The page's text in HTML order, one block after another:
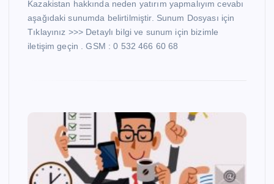
Kazakistan hakkında neden yatırım yapmalıyım cevabı
aşağıdaki sunumda belirtilmiştir. Sunum Dosyası için
Tıklayınız >>> Detaylı bilgi ve sunum için bizimle
iletişim geçin . GSM : 0 532 466 60 68